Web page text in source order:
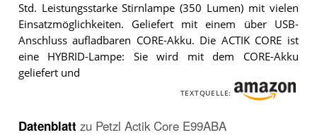
Std. Leistungsstarke Stirnlampe (350 Lumen) mit vielen
Einsatzmöglichkeiten. Geliefert mit einem über USB-
Anschluss aufladbaren CORE-Akku. Die ACTIK CORE ist
eine HYBRID-Lampe: Sie wird mit dem CORE-Akku
geliefert und
TEXTQUELLE:
Datenblatt zu Petzl Actik Core E99ABA